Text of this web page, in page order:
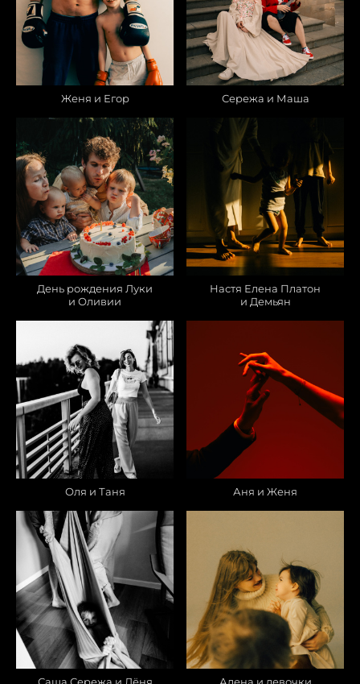
Женя и Егор Сережа и Маша
День рождения Луки
и Оливии
Настя Елена Платон
и Демьян
Оля и Таня Аня и Женя